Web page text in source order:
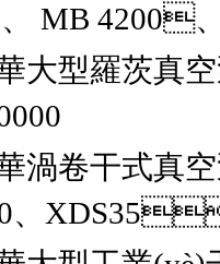
、 MB 4200
華大型羅茨
華渦卷干式
、